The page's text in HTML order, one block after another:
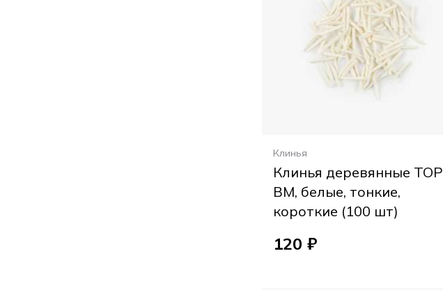
Клинья
Клинья деревянные ТОР
ВМ, белые, тонкие,
короткие (100 шт)
120 ₽